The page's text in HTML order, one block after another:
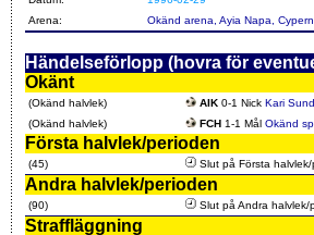
Arena:
Okänd arena, Ayia Napa, Cypern
Händelseförlopp (hovra för
Okänt
(Okänd halvlek) AIK 0-1 Nick Kari
(Okänd halvlek)
FCH 1-1 Mål Okänd
Första halvlek/perioden
(45) Slut på Första halvlek/
Andra halvlek/perioden
(90) Slut på Andra halvlek/
Straffläggning